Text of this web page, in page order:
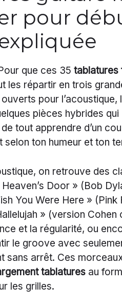
pour
que ces 35 tablatures
les répartir en trois
pour l’acoustique,
pièces hybrides
de tout apprendre d’un
selon ton humeur et ton
on retrouve des
Door » (Bob
You Were Here »
» (version Cohen
et la régularité, ou
le groove avec
sans arrêt. Ces
tablatures au
les grilles.